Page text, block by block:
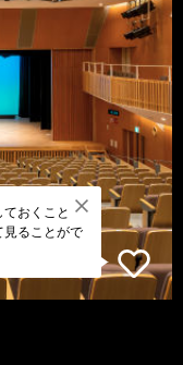
おくこと
ることがで